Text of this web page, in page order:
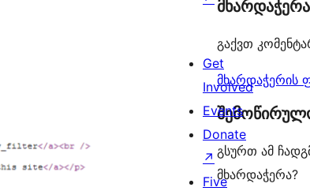
მხარდაჭერა
გაქვთ
მხარდაჭერის
გსურთ ამ
მხარდაჭერა?
Get
Involved
Events
Donate
↗
Five